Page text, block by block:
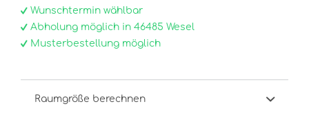
Wunschtermin wählbar
Abholung möglich in 46485 Wesel
Musterbestellung möglich
Raumgröße berechnen